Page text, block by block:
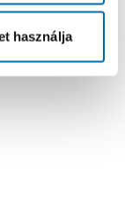
használja